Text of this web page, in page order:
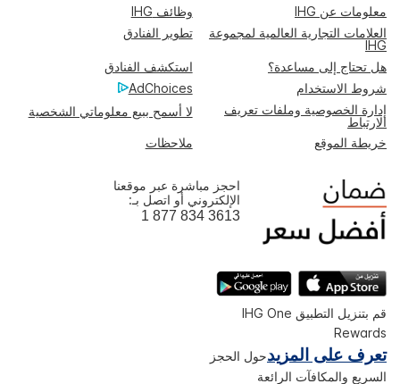
معلومات عن IHG
وظائف IHG
العلامات التجارية العالمية لمجموعة
IHG
تطوير الفنادق
هل تحتاج إلى مساعدة؟
استكشف الفنادق
شروط الاستخدام
AdChoices
إدارة الخصوصية وملفات تعريف
الارتباط
لا أسمح ببيع معلوماتي الشخصية
خريطة الموقع ملاحظات
احجز مباشرة عبر موقعنا
الإلكتروني أو اتصل بـ:
1 877 834 3613
قم بتنزيل التطبيق IHG One
Rewards
تعرف على المزيدحول الحجز
السريع والمكافآت الرائعة